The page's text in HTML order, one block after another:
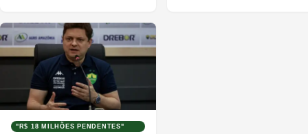
"R$ 18 MILHÕES PENDENTES"